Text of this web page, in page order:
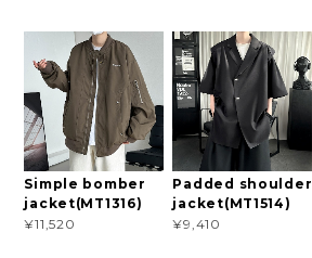
Simple bomber
jacket(MT1316)
¥11,520
Padded shoulder
jacket(MT1514)
¥9,410